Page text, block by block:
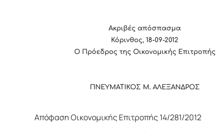
Ακριβές απόσπασμα
Κόρινθος, 18-09-2012
Ο Πρόεδρος της Οικονομικής Επιτροπής
ΠΝΕΥΜΑΤΙΚΟΣ Μ. ΑΛΕΞΑΝΔΡΟΣ
Απόφαση Οικονομικής Επιτροπής 14/281/2012